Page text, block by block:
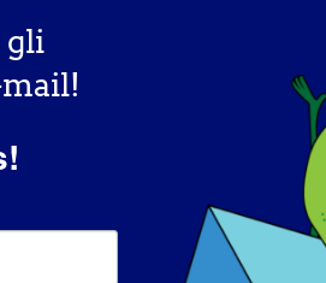
a "trovare un modo", che
è oggi?
sfide mi hanno fatto crescere
con un atteggiamento
ho scelto di lavorare. Lavoro in
gli